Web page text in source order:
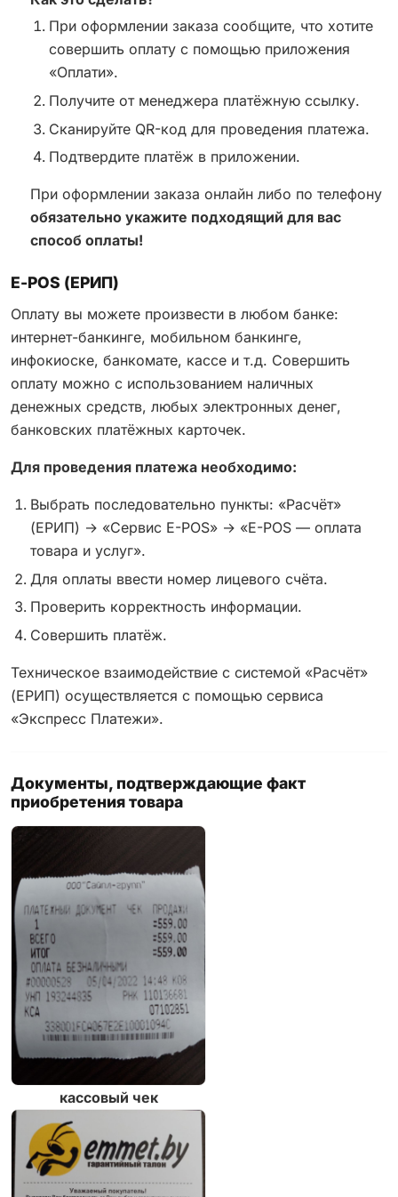
При оформлении заказа сообщите, что хотите
совершить оплату с помощью приложения
«Оплати».
Получите от менеджера платёжную ссылку.
Сканируйте QR-код для проведения платежа.
Подтвердите платёж в приложении.
При оформлении заказа онлайн либо по телефону
обязательно укажите подходящий для вас
способ оплаты!
Е-POS (ЕРИП)
Оплату вы можете произвести в любом банке:
интернет-банкинге, мобильном банкинге,
инфокиоске, банкомате, кассе и т.д. Совершить
оплату можно с использованием наличных
денежных средств, любых электронных денег,
банковских платёжных карточек.
Для проведения платежа необходимо:
Выбрать последовательно пункты: «Расчёт»
(ЕРИП) → «Сервис E-POS» → «E-POS — оплата
товара и услуг».
Для оплаты ввести номер лицевого счёта.
Проверить корректность информации.
Совершить платёж.
Техническое взаимодействие с системой «Расчёт»
(ЕРИП) осуществляется с помощью сервиса
«Экспресс Платежи».
Документы, подтверждающие факт
приобретения товара
кассовый чек